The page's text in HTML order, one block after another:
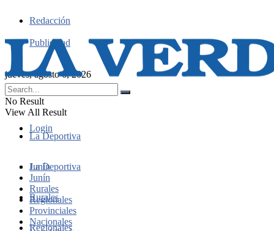
Redacción
Publicidad
jueves, agosto 6, 2026
Login
No Result
View All Result
La Deportiva
Junín
Rurales
Regionales
La Deportiva
Junín
Rurales
Regionales
Provinciales
Nacionales